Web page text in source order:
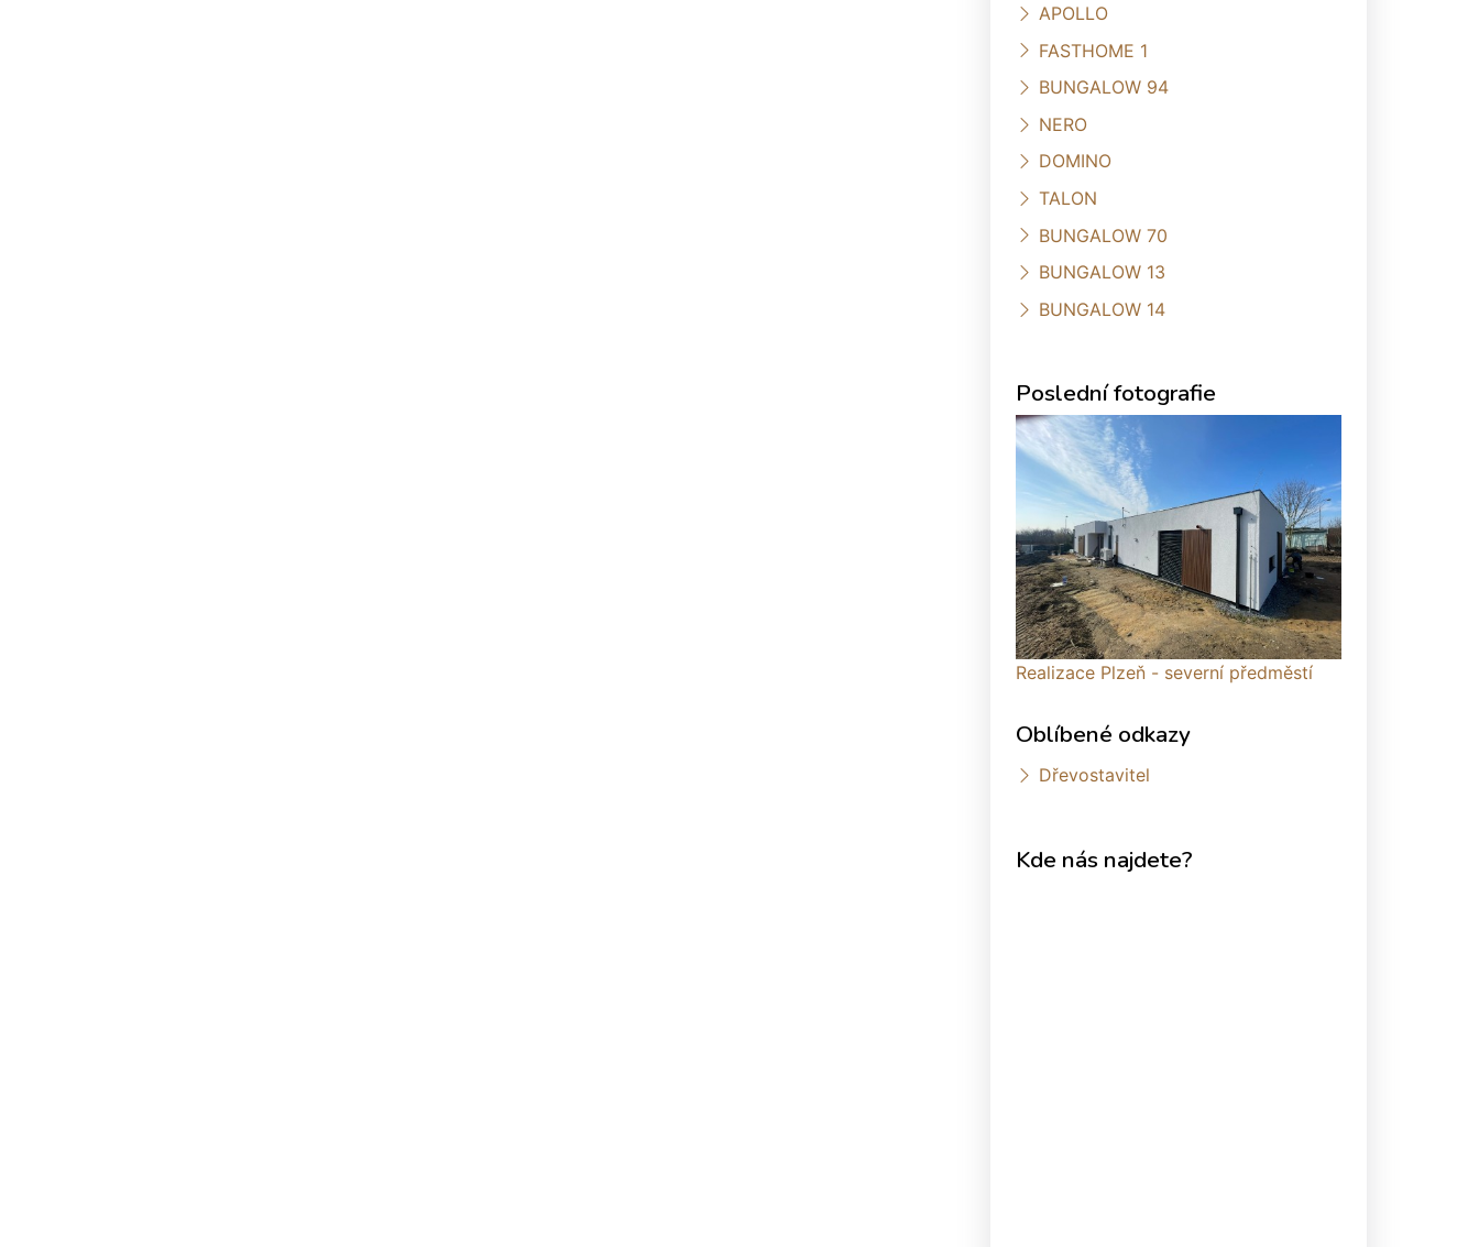
APOLLO
FASTHOME 1
BUNGALOW 94
NERO
DOMINO
TALON
BUNGALOW 70
BUNGALOW 13
BUNGALOW 14
Poslední fotografie
Realizace Plzeň - severní předměstí
Oblíbené odkazy
Dřevostavitel
Kde nás najdete?